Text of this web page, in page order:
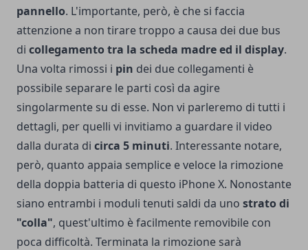
pannello. L'importante, però, è che si faccia
attenzione a non tirare troppo a causa dei due bus
di collegamento tra la scheda madre ed il display.
Una volta rimossi i pin dei due collegamenti è
possibile separare le parti così da agire
singolarmente su di esse. Non vi parleremo di tutti i
dettagli, per quelli vi invitiamo a guardare il video
dalla durata di circa 5 minuti. Interessante notare,
però, quanto appaia semplice e veloce la rimozione
della doppia batteria di questo iPhone X. Nonostante
siano entrambi i moduli tenuti saldi da uno strato di
"colla", quest'ultimo è facilmente removibile con
poca difficoltà. Terminata la rimozione sarà